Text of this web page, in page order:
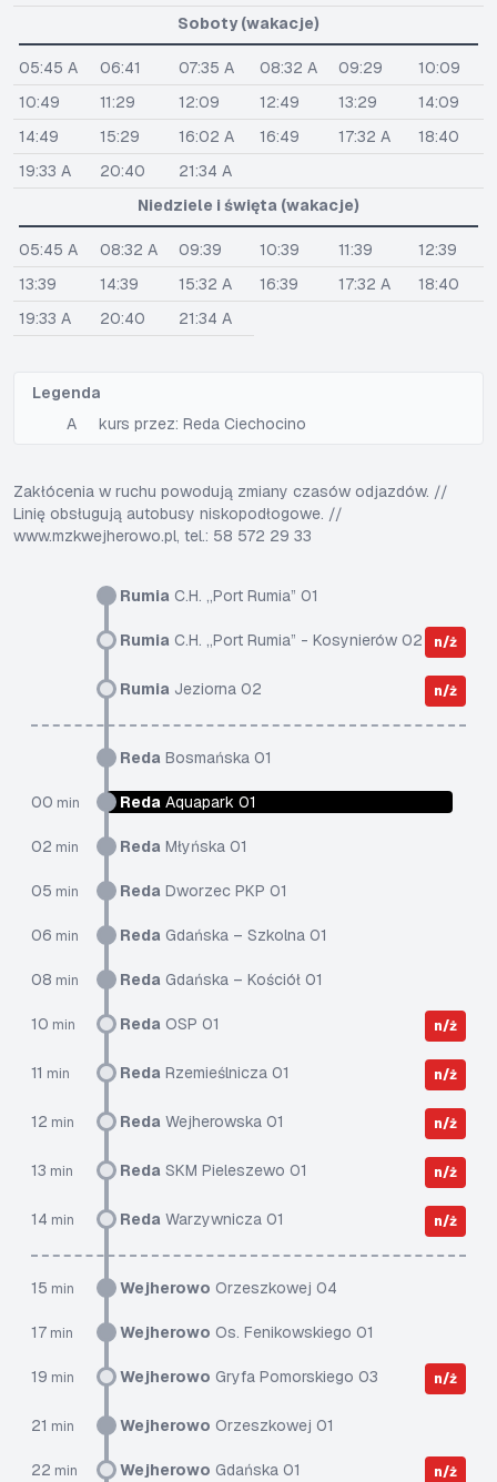
Rumia C.H. „Port Rumia” 01
Rumia C.H. „Port Rumia” - Kosynierów 02 n/ż
Rumia Jeziorna 02 n/ż
Reda Bosmańska 01
00 min Reda Aquapark 01
02 min Reda Młyńska 01
05 min Reda Dworzec PKP 01
06 min Reda Gdańska – Szkolna 01
08 min Reda Gdańska – Kościół 01
10 min Reda OSP 01 n/ż
11 min Reda Rzemieślnicza 01 n/ż
12 min Reda Wejherowska 01 n/ż
13 min Reda SKM Pieleszewo 01 n/ż
14 min Reda Warzywnicza 01 n/ż
15 min Wejherowo Orzeszkowej 04
17 min Wejherowo Os. Fenikowskiego 01
19 min Wejherowo Gryfa Pomorskiego 03 n/ż
21 min Wejherowo Orzeszkowej 01
22 min Wejherowo Gdańska 01 n/ż
Soboty (wakacje)
05:45 A 06:41 07:35 A 08:32 A 09:29
10:09
10:49
11:29 12:09 12:49 13:29
14:09
14:49
15:29 16:02 A 16:49 17:32 A
18:40
19:33 A
20:40
21:34 A
Niedziele i święta (wakacje)
05:45 A 08:32 A 09:39 10:39 11:39
12:39
13:39
14:39 15:32 A 16:39 17:32 A
18:40
19:33 A
20:40 21:34 A
Legenda
A
kurs przez: Reda Ciechocino
Zakłócenia w ruchu powodują zmiany czasów odjazdów. //
Linię obsługują autobusy niskopodłogowe. //
www.mzkwejherowo.pl, tel.: 58 572 29 33